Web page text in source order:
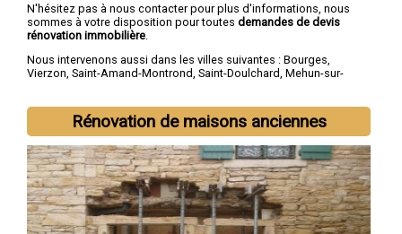
N'hésitez pas à nous contacter pour plus d'informations, nous
sommes à votre disposition pour toutes demandes de devis
rénovation immobilière
Nous intervenons aussi dans les villes suivantes : Bourges,
Vierzon, Saint-Amand-Montrond, Saint-Doulchard, Mehun-sur-
Rénovation de maisons anciennes